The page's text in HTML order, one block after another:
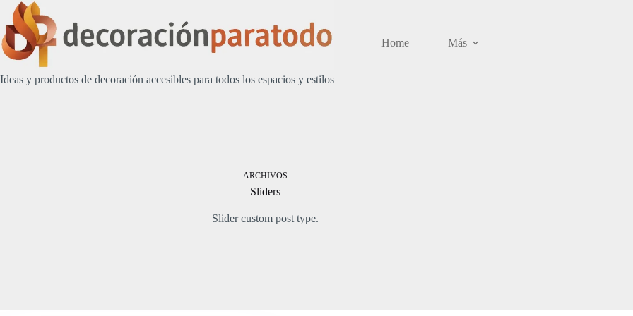
Saltar
contenido
Ideas y productos de decoración accesibles para todos los espacios y estilos
Home Más
ARCHIVOS
Sliders
Slider custom post type.